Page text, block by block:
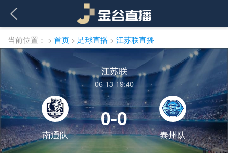
当前位置： > 首页 > 足球直播 > 江苏联直播
江苏联
06-13 19:40
南通队
0-0
泰州队